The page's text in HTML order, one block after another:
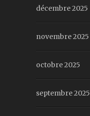
décembre 2025
novembre 2025
octobre 2025
septembre 2025